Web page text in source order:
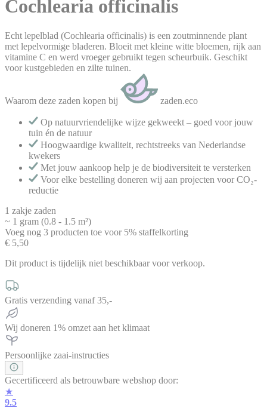
Cochlearia officinalis
Echt lepelblad (Cochlearia officinalis) is een zoutminnende plant
met lepelvormige bladeren. Bloeit met kleine witte bloemen, rijk aan
vitamine C en werd vroeger gebruikt tegen scheurbuik. Geschikt
voor kustgebieden en zilte tuinen.
Waarom deze zaden kopen bij zaden.eco
Op natuurvriendelijke wijze gekweekt – goed voor jouw
tuin én de natuur
Hoogwaardige kwaliteit, rechtstreeks van Nederlandse
kwekers
Met jouw aankoop help je de biodiversiteit te versterken
Voor elke bestelling doneren wij aan projecten voor CO₂-
reductie
1 zakje zaden
~ 1 gram (0.8 - 1.5 m²)
Voeg nog 3 producten toe voor 5% staffelkorting
€ 5,50
Dit product is tijdelijk niet beschikbaar voor verkoop.
Gratis verzending vanaf 35,-
Wij doneren 1% omzet aan het klimaat
Persoonlijke zaai-instructies
Gecertificeerd als betrouwbare webshop door:
★
9.5